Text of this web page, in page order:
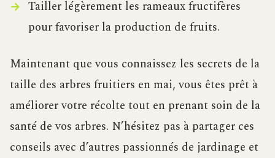
Tailler légèrement les rameaux fructifères
pour favoriser la production de fruits.
Maintenant que vous connaissez les secrets de la
taille des arbres fruitiers en mai, vous êtes prêt à
améliorer votre récolte tout en prenant soin de la
santé de vos arbres. N’hésitez pas à partager ces
conseils avec d’autres passionnés de jardinage et